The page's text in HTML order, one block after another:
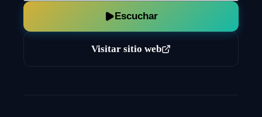
Escuchar
Visitar sitio web